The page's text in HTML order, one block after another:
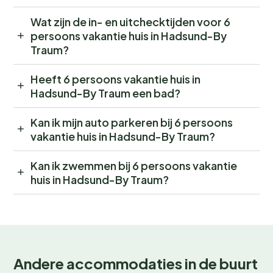
Wat zijn de in- en uitchecktijden voor 6
persoons vakantie huis in Hadsund-By
Traum?
Heeft 6 persoons vakantie huis in
Hadsund-By Traum een bad?
Kan ik mijn auto parkeren bij 6 persoons
vakantie huis in Hadsund-By Traum?
Kan ik zwemmen bij 6 persoons vakantie
huis in Hadsund-By Traum?
Andere accommodaties in de buurt